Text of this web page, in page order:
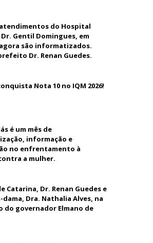
do Hospital
Gentil Domingues, em
são informatizados.
Dr. Renan Guedes.
Nota 10 no IQM 2026!
é um mês de
informação e
no enfrentamento à
a mulher.
Catarina, Dr. Renan Guedes e
dama, Dra. Nathalia Alves, na
do governador Elmano de